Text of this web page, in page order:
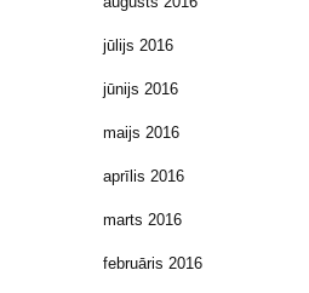
jūlijs 2016
jūnijs 2016
maijs 2016
aprīlis 2016
marts 2016
februāris 2016